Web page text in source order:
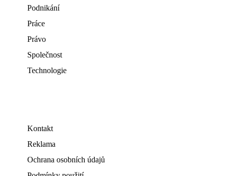
Podnikání
Práce
Právo
Společnost
Technologie
Kontakt
Reklama
Ochrana osobních údajů